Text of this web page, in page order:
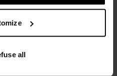
all
svært god
alle vinteraktiviteter.